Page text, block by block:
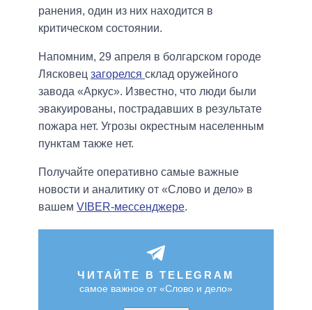
ранения, один из них находится в
критическом состоянии.
Напомним, 29 апреля в болгарском городе
Лясковец загорелся склад оружейного
завода «Аркус». Известно, что люди были
эвакуированы, пострадавших в результате
пожара нет. Угрозы окрестным населенным
пунктам также нет.
Получайте оперативно самые важные
новости и аналитику от «Слово и дело» в
вашем VIBER-мессенджере.
ЧИТАЙТЕ В TELEGRAM
самое важное от «Слово и дело»